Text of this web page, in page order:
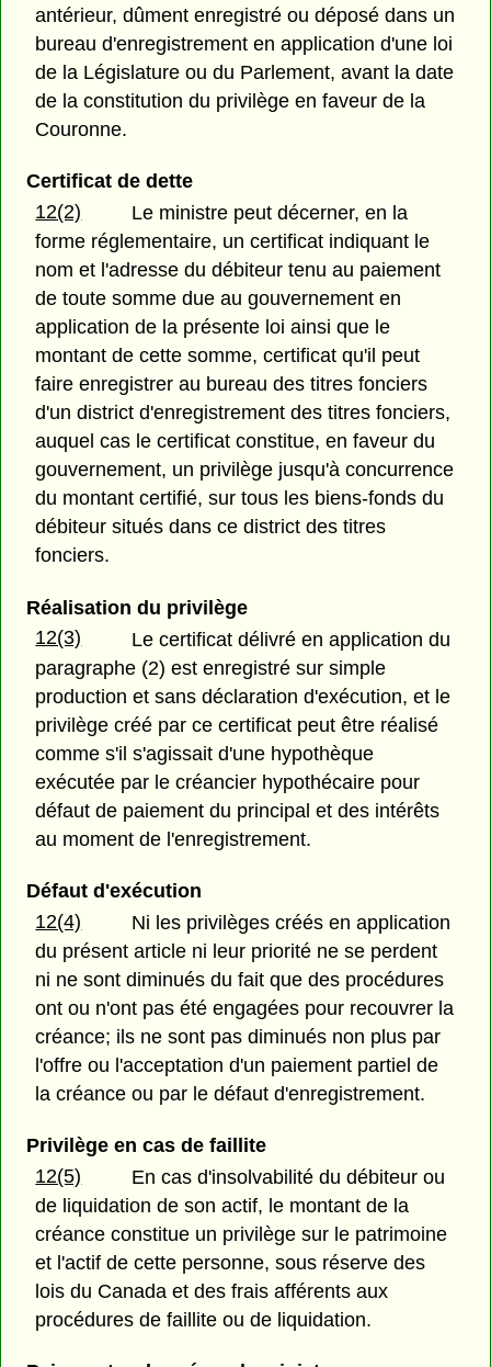
antérieur, dûment enregistré ou déposé dans un
bureau d'enregistrement en application d'une loi
de la Législature ou du Parlement, avant la date
de la constitution du privilège en faveur de la
Couronne.
Certificat de dette
12(2)
Le ministre peut décerner, en la
forme réglementaire, un certificat indiquant le
nom et l'adresse du débiteur tenu au paiement
de toute somme due au gouvernement en
application de la présente loi ainsi que le
montant de cette somme, certificat qu'il peut
faire enregistrer au bureau des titres fonciers
d'un district d'enregistrement des titres fonciers,
auquel cas le certificat constitue, en faveur du
gouvernement, un privilège jusqu'à concurrence
du montant certifié, sur tous les biens-fonds du
débiteur situés dans ce district des titres
fonciers.
Réalisation du privilège
12(3)
Le certificat délivré en application du
paragraphe (2) est enregistré sur simple
production et sans déclaration d'exécution, et le
privilège créé par ce certificat peut être réalisé
comme s'il s'agissait d'une hypothèque
exécutée par le créancier hypothécaire pour
défaut de paiement du principal et des intérêts
au moment de l'enregistrement.
Défaut d'exécution
12(4)
Ni les privilèges créés en application
du présent article ni leur priorité ne se perdent
ni ne sont diminués du fait que des procédures
ont ou n'ont pas été engagées pour recouvrer la
créance; ils ne sont pas diminués non plus par
l'offre ou l'acceptation d'un paiement partiel de
la créance ou par le défaut d'enregistrement.
Privilège en cas de faillite
12(5)
En cas d'insolvabilité du débiteur ou
de liquidation de son actif, le montant de la
créance constitue un privilège sur le patrimoine
et l'actif de cette personne, sous réserve des
lois du Canada et des frais afférents aux
procédures de faillite ou de liquidation.